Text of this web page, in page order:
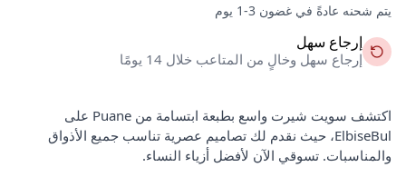
يتم شحنه عادةً في غضون 3-1 يوم
إرجاع سهل
إرجاع سهل وخالٍ من المتاعب خلال 14 يومًا
اكتشف سويت شيرت واسع بطبعة ابتسامة من Puane على
ElbiseBul، حيث نقدم لك تصاميم عصرية تناسب جميع الأذواق
والمناسبات. تسوقي الآن لأفضل أزياء النساء.